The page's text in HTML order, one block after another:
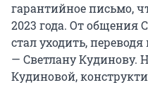
гарантийное письмо,
2023 года. От общения
стал уходить,
— Светлану Кудинову.
Кудиновой,